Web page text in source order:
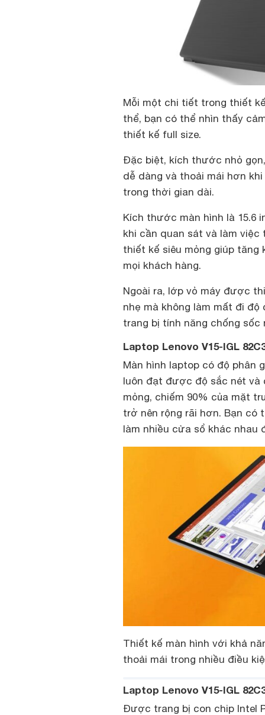
Mỗi một chi tiết trong thiết
thể, bạn có thể nhìn thấy
thiết kế full size.
Đặc biệt, kích thước nhỏ
dễ dàng và thoải mái hơn
trong thời gian dài.
Kích thước màn hình là 15.6
khi cần quan sát và làm việc
thiết kế siêu mỏng giúp
mọi khách hàng.
Ngoài ra, lớp vỏ máy được
nhẹ mà không làm mất đi
trang bị tính năng chống sốc
Laptop Lenovo V15-IGL
Màn hình laptop có độ phân
luôn đạt được độ sắc nét và
mỏng, chiếm 90% của mặt
trở nên rộng rãi hơn. Bạn có
làm nhiều cửa sổ khác nhau
Thiết kế màn hình với khả
thoải mái trong nhiều điều
Laptop Lenovo V15-IGL
Được trang bị con chip Intel